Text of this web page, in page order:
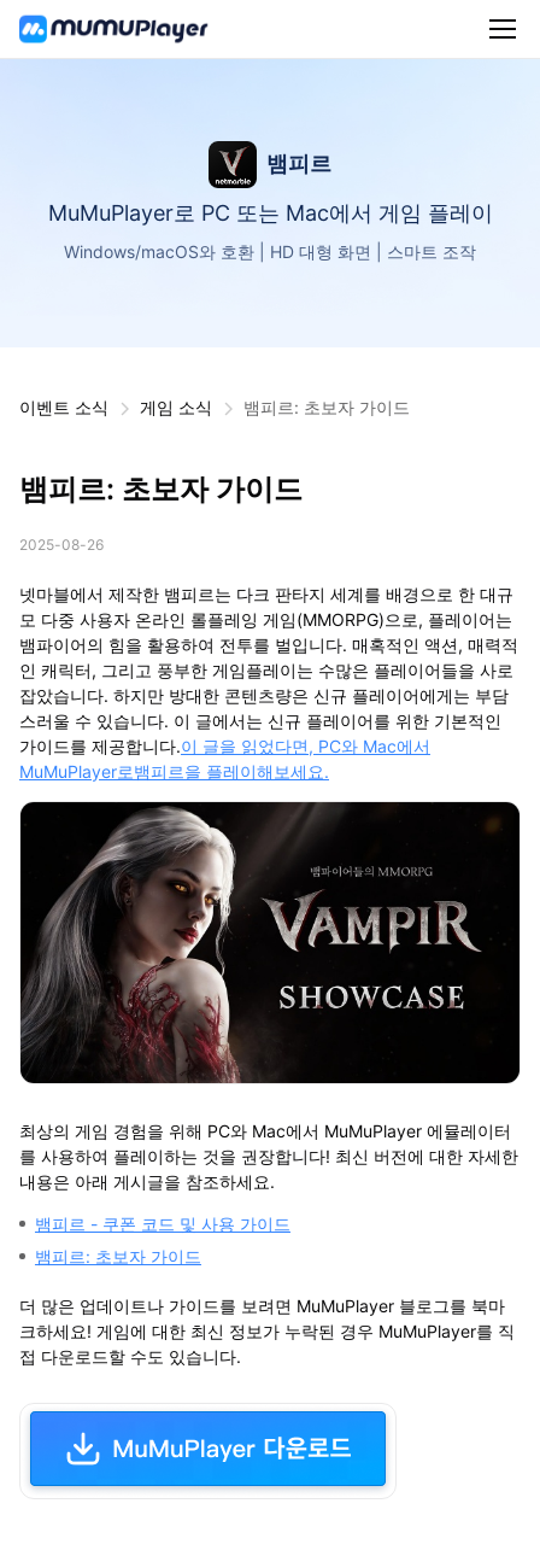
뱀피르
MuMuPlayer로 PC 또는 Mac에서 게임 플레이
Windows/macOS와 호환 | HD 대형 화면 | 스마트 조작
이벤트 소식 게임 소식 뱀피르: 초보자 가이드
뱀피르: 초보자 가이드
2025-08-26
넷마블에서 제작한 뱀피르는 다크 판타지 세계를 배경으로 한 대규
모 다중 사용자 온라인 롤플레잉 게임(MMORPG)으로, 플레이어는
뱀파이어의 힘을 활용하여 전투를 벌입니다. 매혹적인 액션, 매력적
인 캐릭터, 그리고 풍부한 게임플레이는 수많은 플레이어들을 사로
잡았습니다. 하지만 방대한 콘텐츠량은 신규 플레이어에게는 부담
스러울 수 있습니다. 이 글에서는 신규 플레이어를 위한 기본적인
가이드를 제공합니다.이 글을 읽었다면, PC와 Mac에서
MuMuPlayer로뱀피르을 플레이해보세요.
최상의 게임 경험을 위해 PC와 Mac에서 MuMuPlayer 에뮬레이터
를 사용하여 플레이하는 것을 권장합니다! 최신 버전에 대한 자세한
내용은 아래 게시글을 참조하세요.
뱀피르 - 쿠폰 코드 및 사용 가이드
뱀피르: 초보자 가이드
더 많은 업데이트나 가이드를 보려면 MuMuPlayer 블로그를 북마
크하세요! 게임에 대한 최신 정보가 누락된 경우 MuMuPlayer를 직
접 다운로드할 수도 있습니다.